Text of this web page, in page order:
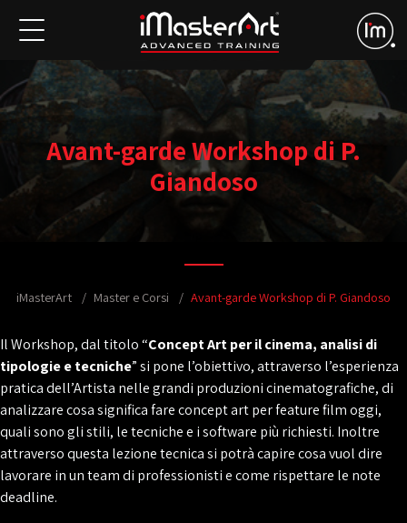
Avant-garde Workshop di P.
Giandoso
iMasterArt Master e Corsi Avant-garde Workshop di P. Giandoso
Il Workshop, dal titolo “Concept Art per il cinema, analisi di
tipologie e tecniche” si pone l’obiettivo, attraverso l’esperienza
pratica dell’Artista nelle grandi produzioni cinematografiche, di
analizzare cosa significa fare concept art per feature film oggi,
quali sono gli stili, le tecniche e i software più richiesti. Inoltre
attraverso questa lezione tecnica si potrà capire cosa vuol dire
lavorare in un team di professionisti e come rispettare le note
deadline.